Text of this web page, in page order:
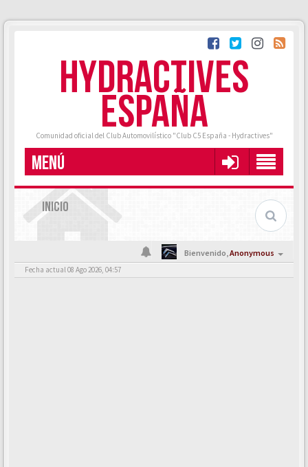
HYDRACTIVES
ESPAÑA
Comunidad oficial del Club Automovilístico "Club C5 España - Hydractives"
MENÚ
INICIO
Bienvenido,Anonymous
Fecha actual 08 Ago 2026, 04:57